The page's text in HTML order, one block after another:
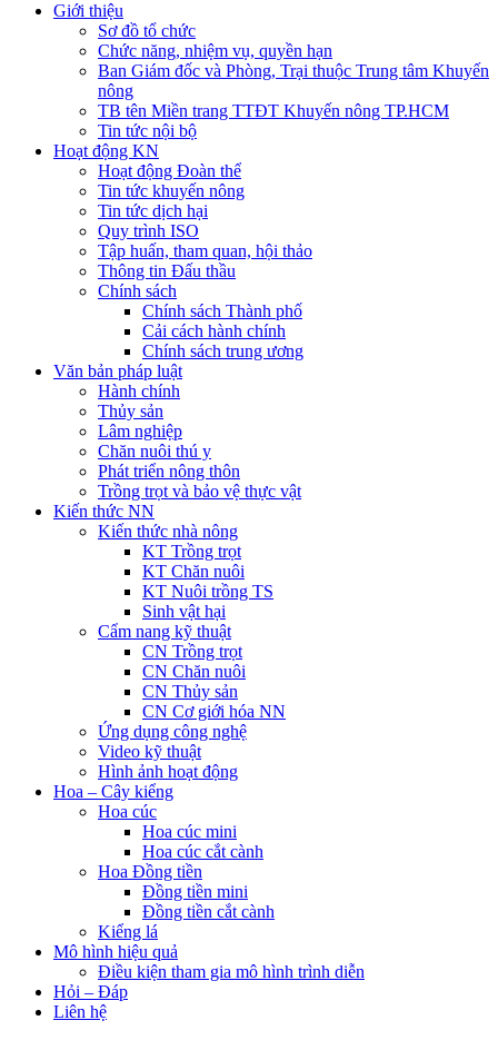
Giới thiệu
Sơ đồ tổ chức
Chức năng, nhiệm vụ, quyền hạn
Ban Giám đốc và Phòng, Trại thuộc Trung tâm Khuyến
nông
TB tên Miền trang TTĐT Khuyến nông TP.HCM
Tin tức nội bộ
Hoạt động KN
Hoạt động Đoàn thể
Tin tức khuyến nông
Tin tức dịch hại
Quy trình ISO
Tập huấn, tham quan, hội thảo
Thông tin Đấu thầu
Chính sách
Chính sách Thành phố
Cải cách hành chính
Chính sách trung ương
Văn bản pháp luật
Hành chính
Thủy sản
Lâm nghiệp
Chăn nuôi thú y
Phát triển nông thôn
Trồng trọt và bảo vệ thực vật
Kiến thức NN
Kiến thức nhà nông
KT Trồng trọt
KT Chăn nuôi
KT Nuôi trồng TS
Sinh vật hại
Cẩm nang kỹ thuật
CN Trồng trọt
CN Chăn nuôi
CN Thủy sản
CN Cơ giới hóa NN
Ứng dụng công nghệ
Video kỹ thuật
Hình ảnh hoạt động
Hoa – Cây kiểng
Hoa cúc
Hoa cúc mini
Hoa cúc cắt cành
Hoa Đồng tiền
Đồng tiền mini
Đồng tiền cắt cành
Kiểng lá
Mô hình hiệu quả
Điều kiện tham gia mô hình trình diễn
Hỏi – Đáp
Liên hệ